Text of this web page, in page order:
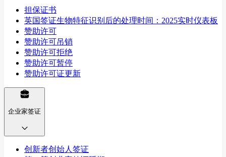
担保证书
英国签证生物特征识别后的处理时间：2025实时仪表板
赞助许可
赞助许可吊销
赞助许可拒绝
赞助许可暂停
赞助许可证更新
企业家签证
创新者创始人签证